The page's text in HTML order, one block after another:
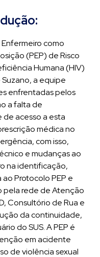
como
(PEP) de Risco
Humana (HIV)
a equipe
enfrentadas pelos
a falta de
acesso a esta
médica no
com isso,
e mudanças ao
na identificação,
Protocolo PEP e
rede de Atenção
Consultório de Rua e
da continuidade,
do SUS. A PEP é
em acidente
de violência sexual